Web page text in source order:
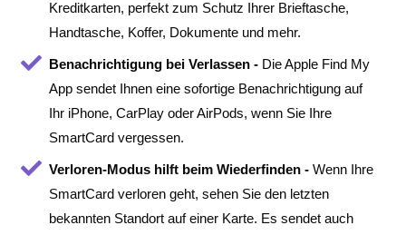
Kreditkarten, perfekt zum Schutz Ihrer Brieftasche,
Handtasche, Koffer, Dokumente und mehr.
Benachrichtigung bei Verlassen -Die Apple Find My
App sendet Ihnen eine sofortige Benachrichtigung auf
Ihr iPhone, CarPlay oder AirPods, wenn Sie Ihre
SmartCard vergessen.
Verloren-Modus hilft beim Wiederfinden -Wenn Ihre
SmartCard verloren geht, sehen Sie den letzten
bekannten Standort auf einer Karte. Es sendet auch